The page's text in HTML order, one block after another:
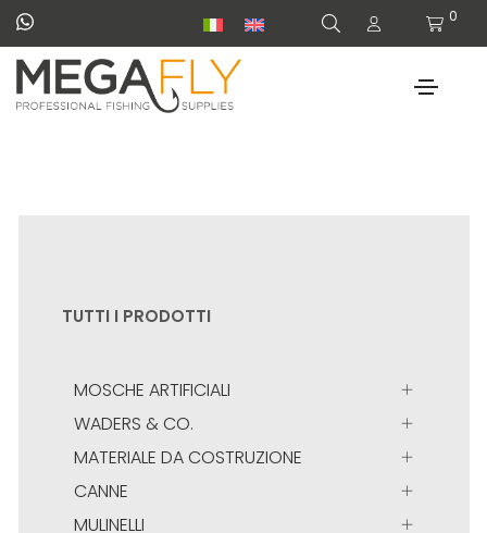
0
TUTTI I PRODOTTI
MOSCHE ARTIFICIALI
WADERS & CO.
MATERIALE DA COSTRUZIONE
CANNE
MULINELLI